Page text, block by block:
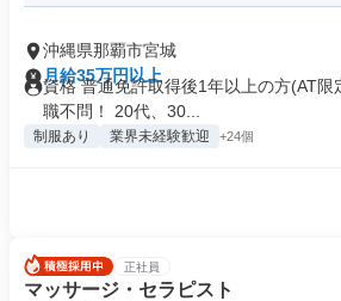
沖縄県那覇市宮城
月給35万円以上
資格 普通免許取得後1年以上の方(AT限
職不問！ 20代、30...
制服あり 業界未経験歓迎 +24個
正社員
マッサージ・セラピスト